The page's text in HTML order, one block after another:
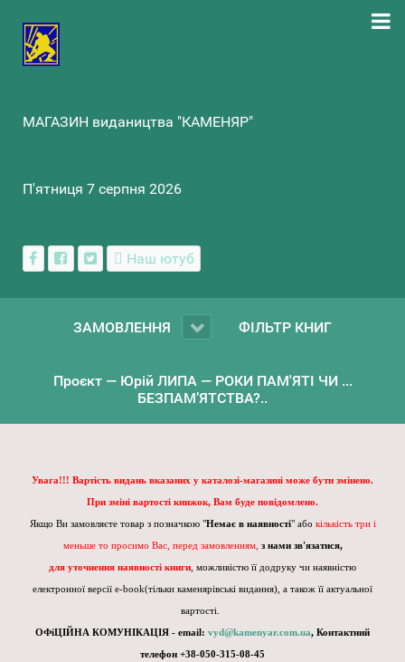
МАГАЗИН видаництва "КАМЕНЯР"
П'ятниця 7 серпня 2026
Наш ютуб
ЗАМОВЛЕННЯ ФІЛЬТР КНИГ
Проєкт — Юрій ЛИПА — РОКИ ПАМ'ЯТІ ЧИ ...
БЕЗПАМ’ЯТСТВА?..
Увага!!! Вартість видань вказаних у каталозі-магазині може бути змінено.
При зміні вартості книжок, Вам буде повідомлено.
Якщо Ви замовляєте товар з позначкою "Немає в наявності" або кількість три і
меньше то просимо Вас, перед замовленням, з нами зв'язатися,
для уточнення наявності книги , можливістю її додруку чи наявністю
електронної версії e-book(тільки каменярівські видання), а також її актуальної
вартості.
ОФіЦІЙНА КОМУНІКАЦІЯ - email: vyd@kamenyar.com.ua, Контактний
телефон +38-050-315-08-45